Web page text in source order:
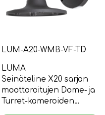
LUM-A20-WMB-VF-TD
LUMA
Seinäteline X20 sarjan
moottoroitujen Dome- ja
Turret-kameroiden